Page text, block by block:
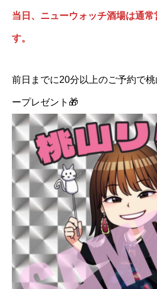
当日、ニューウォッチ酒場は通
す。
前日までに20分以上のご予約で
ープレゼント🎁